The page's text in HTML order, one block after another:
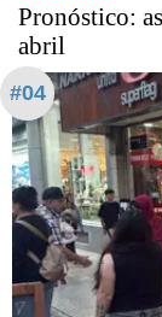
Pronóstico:
abril
#04